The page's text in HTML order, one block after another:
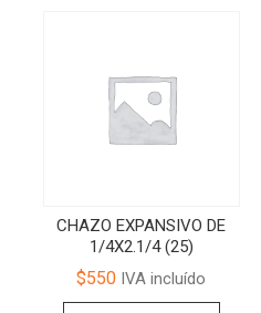
CHAZO EXPANSIVO DE
1/4X2.1/4 (25)
$550 IVA incluído